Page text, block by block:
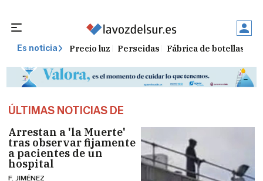
Es noticia Precio luz Perseidas Fábrica de botellas
ÚLTIMAS NOTICIAS DE
Arrestan a 'la Muerte'
tras observar fijamente
a pacientes de un
hospital
F. JIMÉNEZ